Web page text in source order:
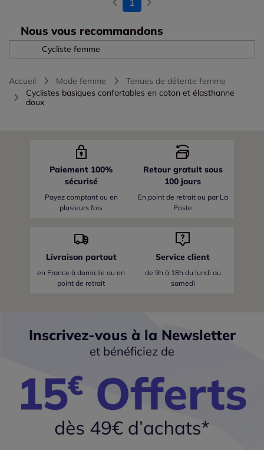
Nous vous recommandons
Cycliste femme
Accueil Mode femme
Tenues de détente femme
Cyclistes basiques confortables en coton et élasthanne
doux
Paiement 100%
sécurisé
Payez comptant ou en
plusieurs fois
Retour gratuit sous
100 jours
En point de retrait ou par La
Poste
Livraison partout
en France à domicile ou en
point de retrait
Service client
de 9h à 18h du lundi au
samedi
Inscrivez-vous à la Newsletter
et bénéficiez de